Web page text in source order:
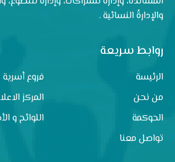
والإدارةُ النسائية .
روابط سريعة
الرئيسة
فروع أسرية
من نحن
المركز
الحوكمة
اللوائح و
تواصل معنا